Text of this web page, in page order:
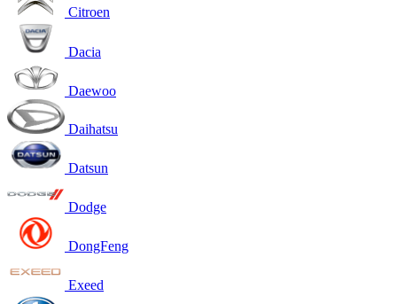
Citroen
Dacia
Daewoo
Daihatsu
Datsun
Dodge
DongFeng
Exeed